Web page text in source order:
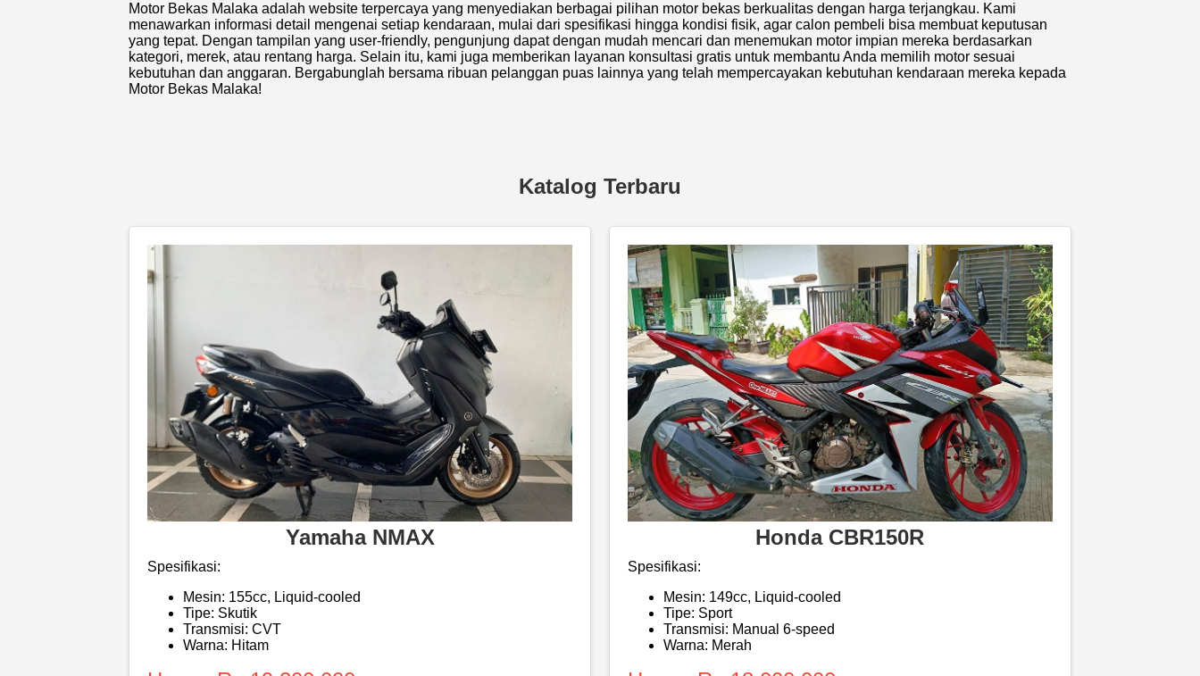
Motor Bekas Malaka adalah website terpercaya yang menyediakan berbagai pilihan motor bekas berkualitas dengan harga terjangkau. Kami
menawarkan informasi detail mengenai setiap kendaraan, mulai dari spesifikasi hingga kondisi fisik, agar calon pembeli bisa membuat keputusan
yang tepat. Dengan tampilan yang user-friendly, pengunjung dapat dengan mudah mencari dan menemukan motor impian mereka berdasarkan
kategori, merek, atau rentang harga. Selain itu, kami juga memberikan layanan konsultasi gratis untuk membantu Anda memilih motor sesuai
kebutuhan dan anggaran. Bergabunglah bersama ribuan pelanggan puas lainnya yang telah mempercayakan kebutuhan kendaraan mereka kepada
Motor Bekas Malaka!
Katalog Terbaru
Yamaha NMAX
Spesifikasi:
Mesin: 155cc, Liquid-cooled
Tipe: Skutik
Transmisi: CVT
Warna: Hitam
Honda CBR150R
Spesifikasi:
Mesin: 149cc, Liquid-cooled
Tipe: Sport
Transmisi: Manual 6-speed
Warna: Merah